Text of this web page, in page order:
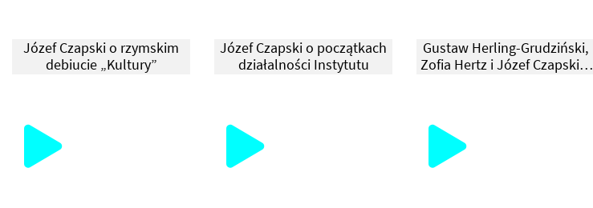
Józef Czapski o rzymskim
debiucie „Kultury”
Józef Czapski o początkach
działalności Instytutu
Gustaw Herling-Grudziński,
Zofia Hertz i Józef Czapski o